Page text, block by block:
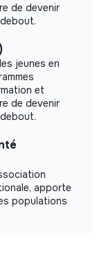
de devenir
jeunes en
et
de devenir
apporte
populations